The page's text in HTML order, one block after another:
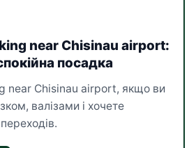
near Chisinau airport:
посадка
near Chisinau airport, якщо ви
валізами і хочете